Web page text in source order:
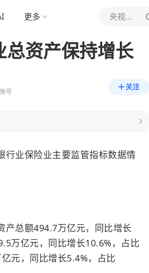
更多 央视新闻
资产保持增长
号
关注
行业保险业主要监管指标数据情
产总额494.7万亿元，同比增长
万亿元，同比增长10.6%，占比
元，同比增长5.4%，占比